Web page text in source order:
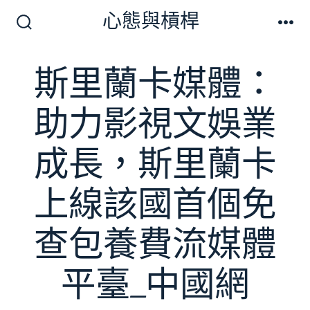
切
換
開
關
心態與槓桿
斯里蘭卡媒體：
助力影視文娛業
成長，斯里蘭卡
上線該國首個免
查包養費流媒體
平臺_中國網